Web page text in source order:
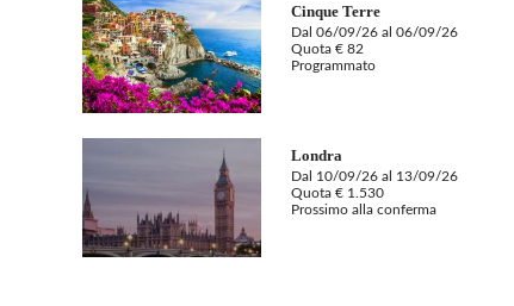
Cinque Terre
Dal 06/09/26 al 06/09/26
Quota € 82
Programmato
Londra
Dal 10/09/26 al 13/09/26
Quota € 1.530
Prossimo alla conferma